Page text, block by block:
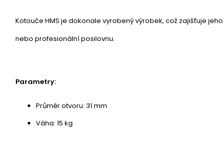
Kotouče HMS je dokonale vyrobený výrobek, což zajišťuje
nebo profesionální posilovnu.
Parametry:
Průměr otvoru: 31 mm
Váha: 15 kg